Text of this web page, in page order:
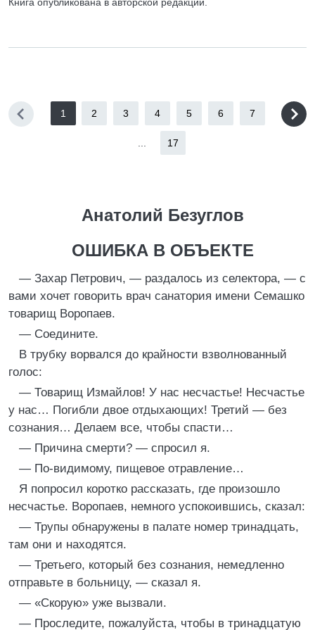
1 2 3 4 5 6 7
17
Анатолий Безуглов
ОШИБКА В ОБЪЕКТЕ
— Захар Петрович, — раздалось из селектора, — с
вами хочет говорить врач санатория имени Семашко
товарищ Воропаев.
— Соедините.
В трубку ворвался до крайности взволнованный
голос:
— Товарищ Измайлов! У нас несчастье! Несчастье
у нас… Погибли двое отдыхающих! Третий — без
сознания… Делаем все, чтобы спасти…
— Причина смерти? — спросил я.
— По-видимому, пищевое отравление…
Я попросил коротко рассказать, где произошло
несчастье. Воропаев, немного успокоившись, сказал:
— Трупы обнаружены в палате номер тринадцать,
там они и находятся.
— Третьего, который без сознания, немедленно
отправьте в больницу, — сказал я.
— «Скорую» уже вызвали.
— Проследите, пожалуйста, чтобы в тринадцатую